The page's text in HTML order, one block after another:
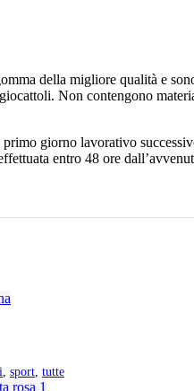
della migliore qualità e
Non contengono
giorno lavorativo
entro 48 ore
, sport, tutte